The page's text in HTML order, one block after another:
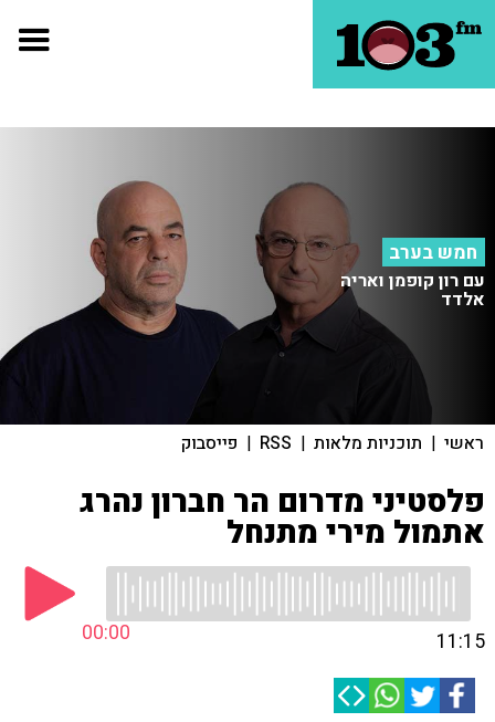
חמש בערב
עם רון קופמן ואריה
אלדד
ראשי | תוכניות מלאות |
RSS
| פייסבוק
פלסטיני מדרום הר חברון נהרג
אתמול מירי מתנחל
00:00 11:15